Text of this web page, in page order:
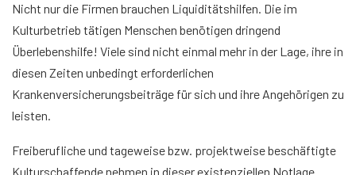
Nicht nur die Firmen brauchen Liquiditätshilfen. Die im
Kulturbetrieb tätigen Menschen benötigen dringend
Überlebenshilfe! Viele sind nicht einmal mehr in der Lage, ihre in
diesen Zeiten unbedingt erforderlichen
Krankenversicherungsbeiträge für sich und ihre Angehörigen zu
leisten.
Freiberufliche und tageweise bzw. projektweise beschäftigte
Kulturschaffende nehmen in dieser existenziellen Notlage